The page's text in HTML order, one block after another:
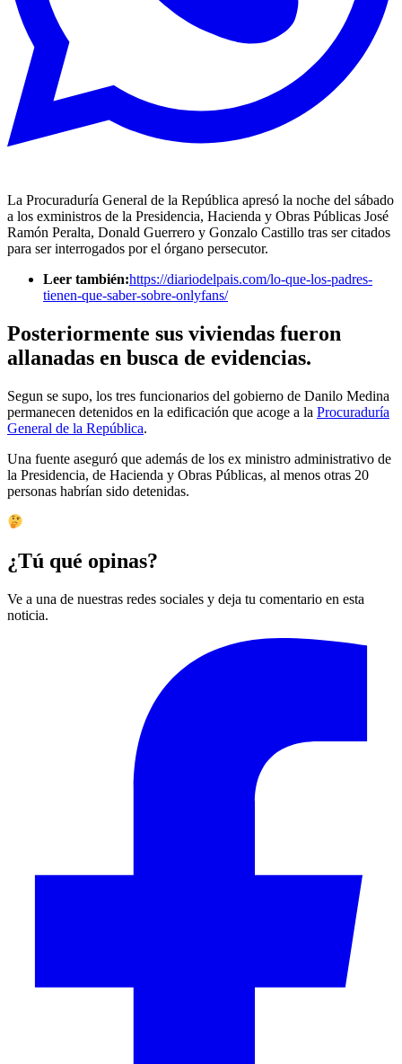
La Procuraduría General de la República apresó la noche del sábado
a los exministros de la Presidencia, Hacienda y Obras Públicas José
Ramón Peralta, Donald Guerrero y Gonzalo Castillo tras ser citados
para ser interrogados por el órgano persecutor.
Leer también:https://diariodelpais.com/lo-que-los-padres-
tienen-que-saber-sobre-onlyfans/
Posteriormente sus viviendas fueron
allanadas en busca de evidencias.
Segun se supo, los tres funcionarios del gobierno de Danilo Medina
permanecen detenidos en la edificación que acoge a la Procuraduría
General de la República.
Una fuente aseguró que además de los ex ministro administrativo de
la Presidencia, de Hacienda y Obras Públicas, al menos otras 20
personas habrían sido detenidas.
¿Tú qué opinas?
Ve a una de nuestras redes sociales y deja tu comentario en esta
noticia.